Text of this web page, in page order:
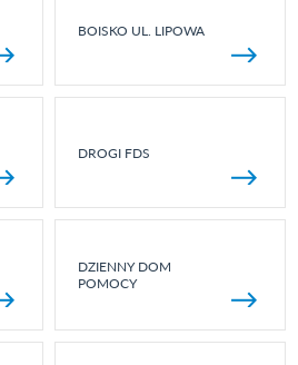
BOISKO UL. LIPOWA
DROGI FDS
DZIENNY DOM
POMOCY